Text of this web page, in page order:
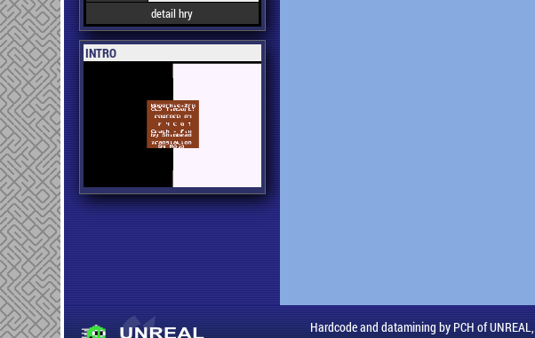
detail hry
INTRO
Hardcode and datamining by PCH of